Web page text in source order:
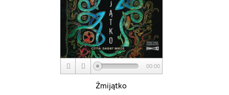
00:00
Żmijątko